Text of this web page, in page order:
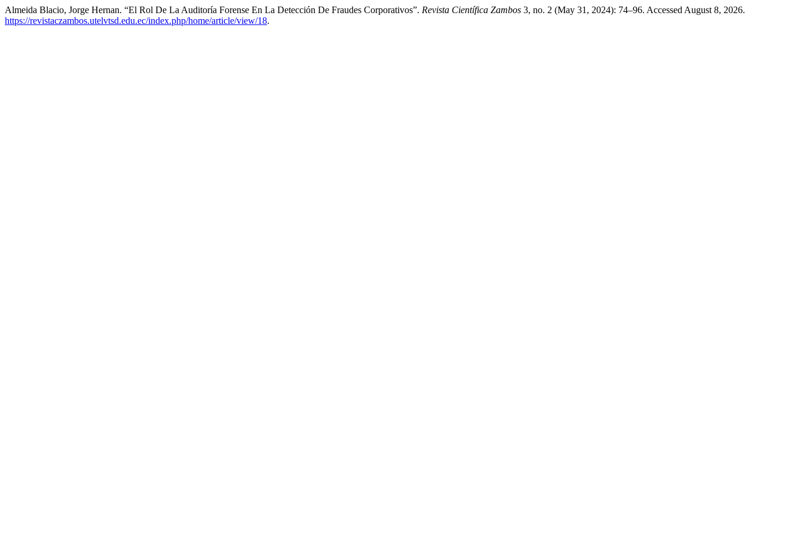
Almeida Blacio, Jorge Hernan. “El Rol De La Auditoría Forense En La Detección De Fraudes Corporativos”. Revista Científica Zambos 3, no. 2 (May 31, 2024): 74–96. Accessed August 8, 2026.
https://revistaczambos.utelvtsd.edu.ec/index.php/home/article/view/18.